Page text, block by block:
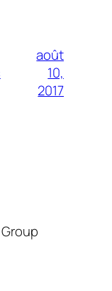
août
10,
2017